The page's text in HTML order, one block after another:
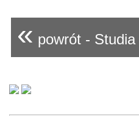
« powrót -